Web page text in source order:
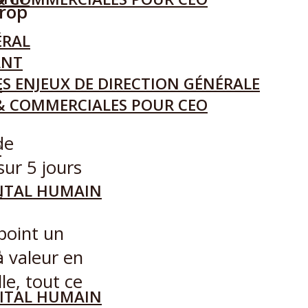
HUMAIN
ENJEUX DE DIRECTION GÉNÉRALE
POUR CEO
HUMAIN
5 jours
un
valeur en
tout ce